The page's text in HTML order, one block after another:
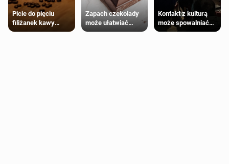
Picie do pięciu
filiżanek kawy
dziennie jest
Zapach czekolady
może ułatwiać
trening siłowy
Kontakt z kulturą
może spowalniać
starzenie